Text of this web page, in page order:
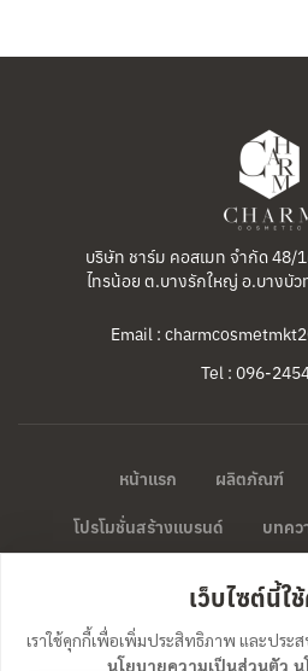
บริษัท ชาร์ม คอสเมท จำกัด 48/
ไทรน้อย ต.บางรักใหญ่ อ.บางบั
Email :
Tel : 096-
หน้าแรก ผลิตภัณฑ์
โปรโมชั่นสร้างแบรนด์ บทคว
ติดต่อทำแบร
เว็บไซต์นี้ใ
เราใช้คุกกี้เพื่อเพิ่มประสิทธิภาพ และประ
นโยบายความเป็นส่วนตัว น